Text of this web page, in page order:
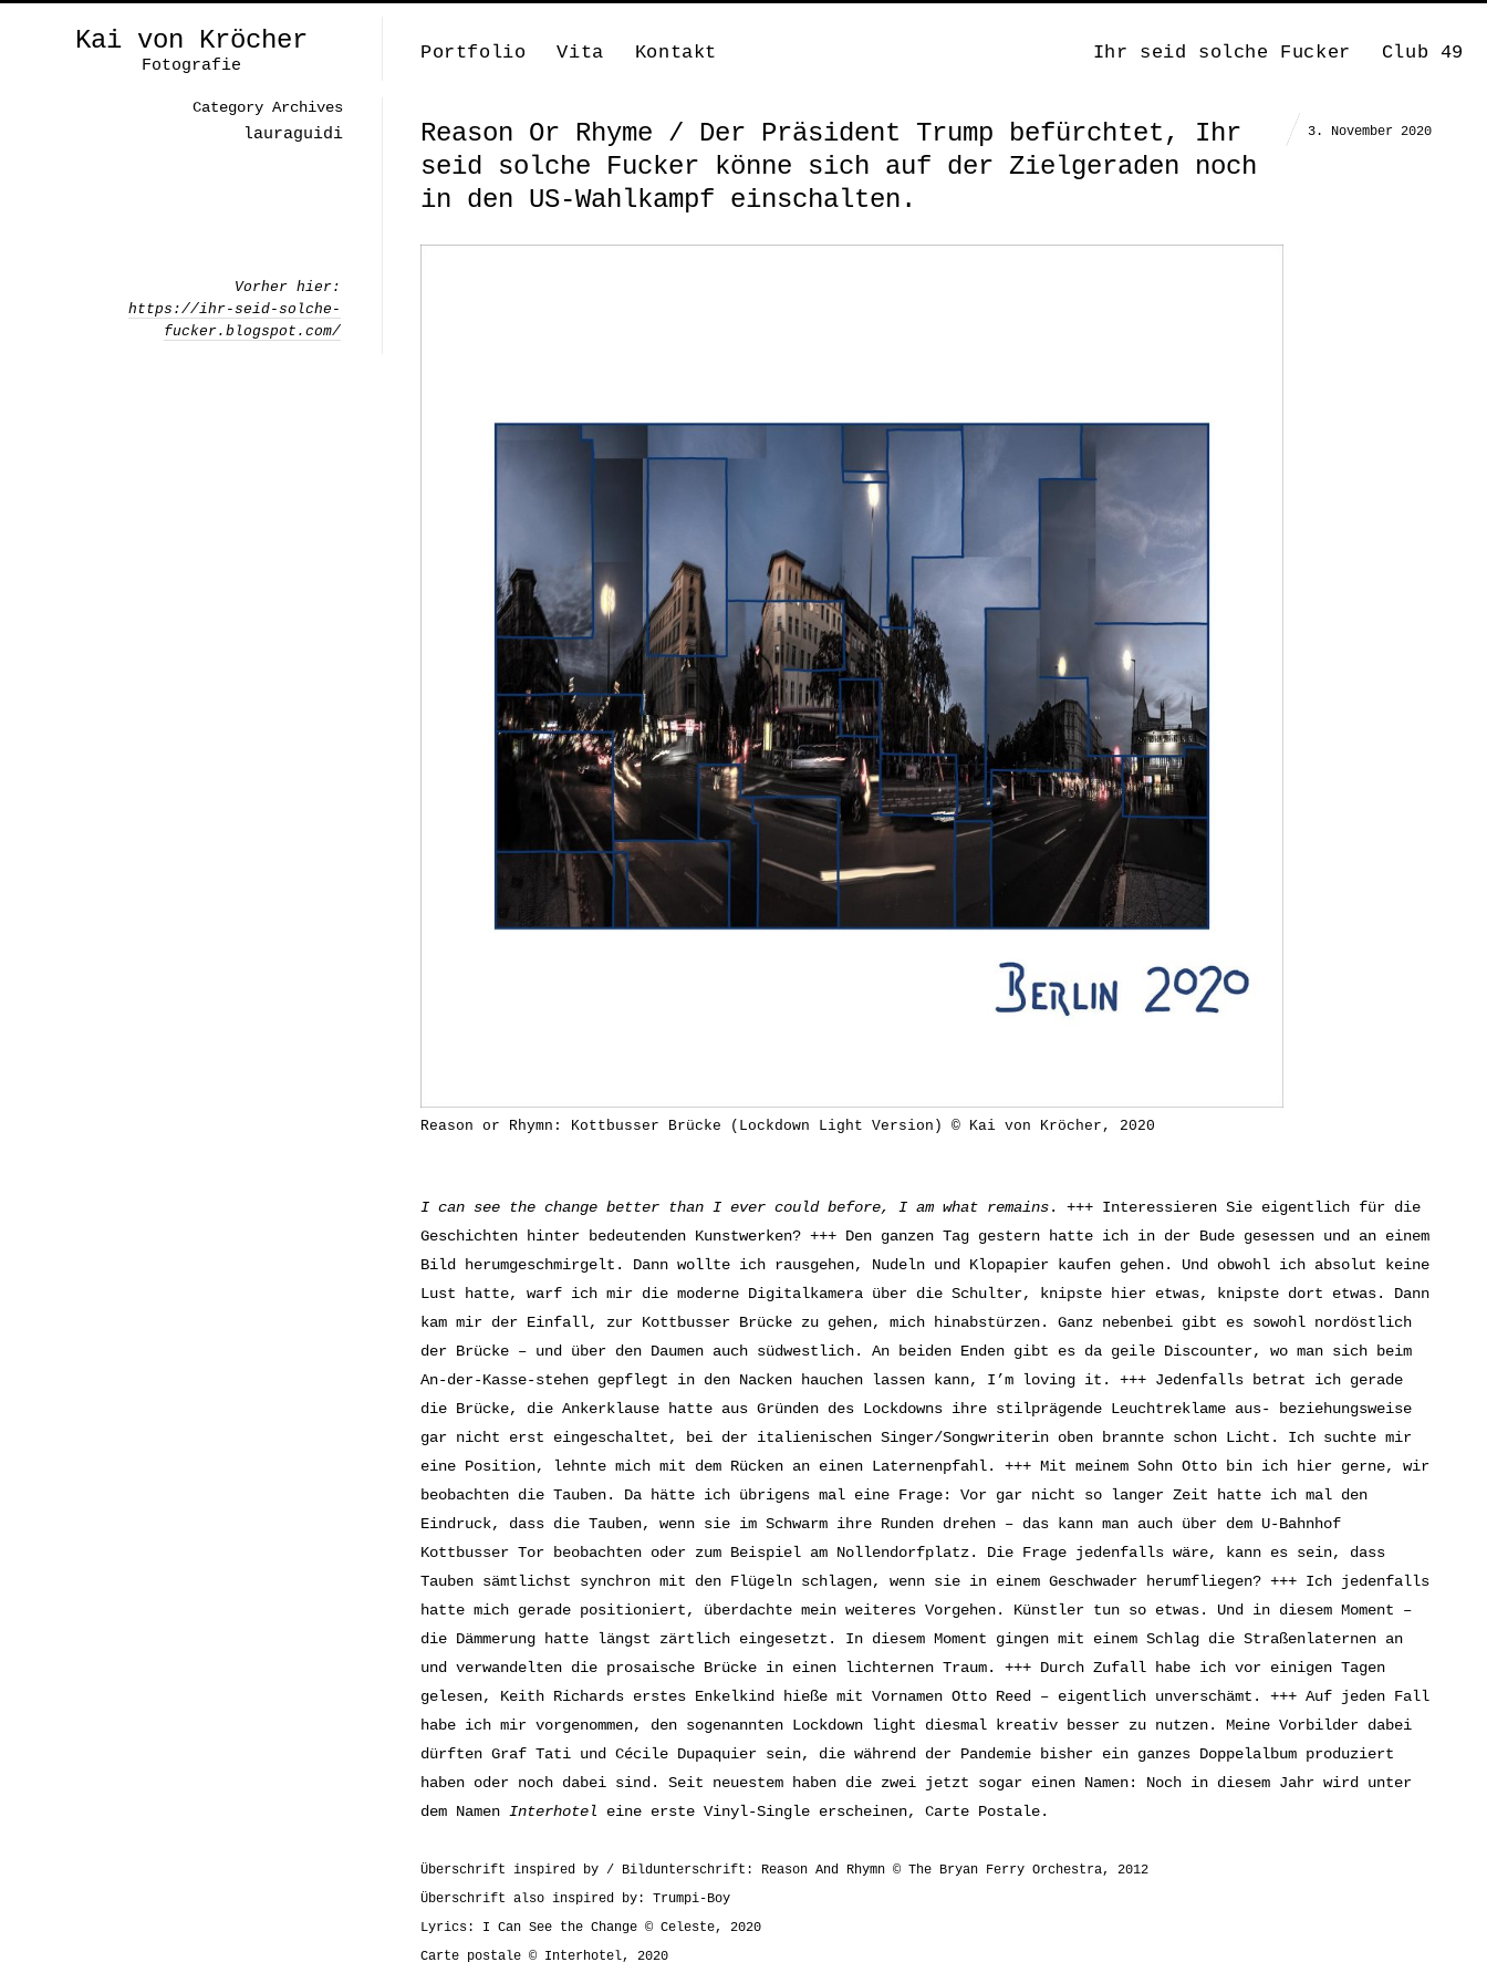
Kai von Kröcher
Fotografie
Portfolio Vita Kontakt Ihr seid solche Fucker Club 49
Reason Or Rhyme / Der Präsident Trump befürchtet, Ihr
seid solche Fucker könne sich auf der Zielgeraden noch
in den US-Wahlkampf einschalten.
3. November 2020
Reason or Rhymn: Kottbusser Brücke (Lockdown Light Version) © Kai von Kröcher, 2020
I can see the change better than I ever could before, I am what remains. +++ Interessieren Sie eigentlich für die
Geschichten hinter bedeutenden Kunstwerken? +++ Den ganzen Tag gestern hatte ich in der Bude gesessen und an einem
Bild herumgeschmirgelt. Dann wollte ich rausgehen, Nudeln und Klopapier kaufen gehen. Und obwohl ich absolut keine
Lust hatte, warf ich mir die moderne Digitalkamera über die Schulter, knipste hier etwas, knipste dort etwas. Dann
kam mir der Einfall, zur Kottbusser Brücke zu gehen, mich hinabstürzen. Ganz nebenbei gibt es sowohl nordöstlich
der Brücke – und über den Daumen auch südwestlich. An beiden Enden gibt es da geile Discounter, wo man sich beim
An-der-Kasse-stehen gepflegt in den Nacken hauchen lassen kann, I’m loving it. +++ Jedenfalls betrat ich gerade
die Brücke, die Ankerklause hatte aus Gründen des Lockdowns ihre stilprägende Leuchtreklame aus- beziehungsweise
gar nicht erst eingeschaltet, bei der italienischen Singer/Songwriterin oben brannte schon Licht. Ich suchte mir
eine Position, lehnte mich mit dem Rücken an einen Laternenpfahl. +++ Mit meinem Sohn Otto bin ich hier gerne, wir
beobachten die Tauben. Da hätte ich übrigens mal eine Frage: Vor gar nicht so langer Zeit hatte ich mal den
Eindruck, dass die Tauben, wenn sie im Schwarm ihre Runden drehen – das kann man auch über dem U-Bahnhof
Kottbusser Tor beobachten oder zum Beispiel am Nollendorfplatz. Die Frage jedenfalls wäre, kann es sein, dass
Tauben sämtlichst synchron mit den Flügeln schlagen, wenn sie in einem Geschwader herumfliegen? +++ Ich jedenfalls
hatte mich gerade positioniert, überdachte mein weiteres Vorgehen. Künstler tun so etwas. Und in diesem Moment –
die Dämmerung hatte längst zärtlich eingesetzt. In diesem Moment gingen mit einem Schlag die Straßenlaternen an
und verwandelten die prosaische Brücke in einen lichternen Traum. +++ Durch Zufall habe ich vor einigen Tagen
gelesen, Keith Richards erstes Enkelkind hieße mit Vornamen Otto Reed – eigentlich unverschämt. +++ Auf jeden Fall
habe ich mir vorgenommen, den sogenannten Lockdown light diesmal kreativ besser zu nutzen. Meine Vorbilder dabei
dürften Graf Tati und Cécile Dupaquier sein, die während der Pandemie bisher ein ganzes Doppelalbum produziert
haben oder noch dabei sind. Seit neuestem haben die zwei jetzt sogar einen Namen: Noch in diesem Jahr wird unter
dem Namen Interhotel eine erste Vinyl-Single erscheinen, Carte Postale.
Überschrift inspired by / Bildunterschrift: Reason And Rhymn © The Bryan Ferry Orchestra, 2012
Überschrift also inspired by: Trumpi-Boy
Lyrics: I Can See the Change © Celeste, 2020
Carte postale © Interhotel, 2020
Category Archives
lauraguidi
Vorher hier:
https://ihr-seid-solche-
fucker.blogspot.com/